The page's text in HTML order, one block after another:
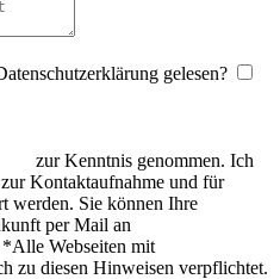
gelesen?
zur Kenntnis genommen. Ich
Kontaktaufnahme und für
werden. Sie können Ihre
per Mail an
Webseiten mit
zu diesen Hinweisen verpflichtet.